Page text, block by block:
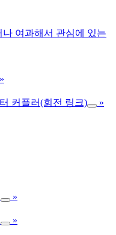
여과해서 관심에 있는
»
커플러(회전 링크) »
»
»